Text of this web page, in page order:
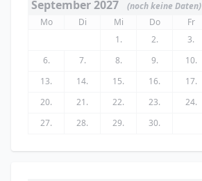
September 2027
(noch keine Daten)
Mo
Di Mi Do Fr
1.
2. 3.
6.
7. 8. 9. 10.
13.
14. 15. 16. 17.
20.
21. 22. 23. 24.
27.
28. 29. 30.